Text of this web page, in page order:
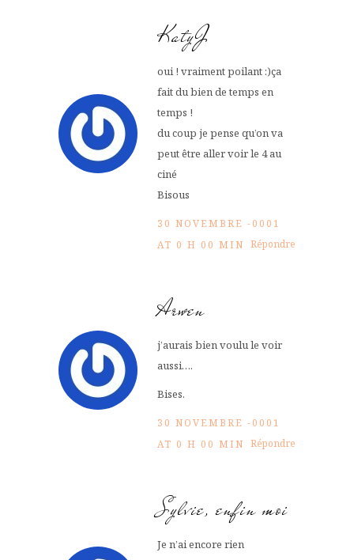
KatyJ
oui ! vraiment poilant :)ça
fait du bien de temps en
temps !
du coup je pense qu’on va
peut être aller voir le 4 au
ciné
Bisous
30 NOVEMBRE -0001
AT 0 H 00 MIN Répondre
Arwen
j’aurais bien voulu le voir
aussi….
Bises.
30 NOVEMBRE -0001
AT 0 H 00 MIN Répondre
Sylvie, enfin moi
Je n’ai encore rien